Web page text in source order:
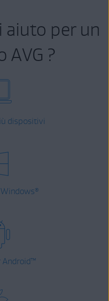
aiuto per un
AVG ?
dispositivi
®
™